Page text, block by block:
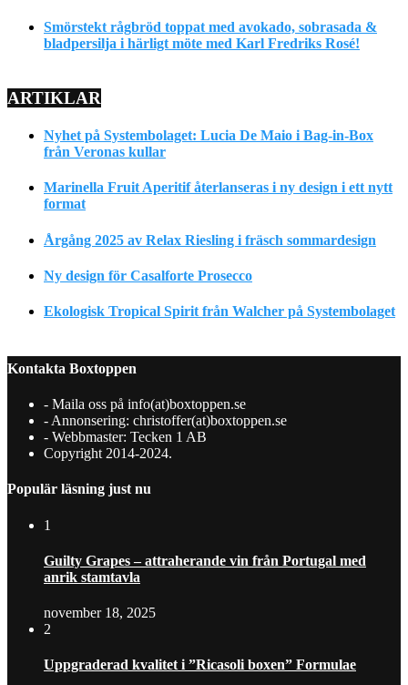
Smörstekt rågbröd toppat med avokado, sobrasada &
bladpersilja i härligt möte med Karl Fredriks Rosé!
ARTIKLAR
Nyhet på Systembolaget: Lucia De Maio i Bag-in-Box
från Veronas kullar
Marinella Fruit Aperitif återlanseras i ny design i ett nytt
format
Årgång 2025 av Relax Riesling i fräsch sommardesign
Ny design för Casalforte Prosecco
Ekologisk Tropical Spirit från Walcher på Systembolaget
Kontakta Boxtoppen
- Maila oss på info(at)boxtoppen.se
- Annonsering: christoffer(at)boxtoppen.se
- Webbmaster: Tecken 1 AB
Copyright 2014-2024.
Populär läsning just nu
1
Guilty Grapes – attraherande vin från Portugal med
anrik stamtavla
november 18, 2025
2
Uppgraderad kvalitet i ”Ricasoli boxen” Formulae